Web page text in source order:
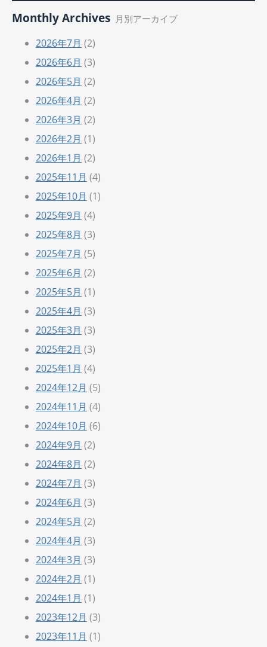
Monthly Archives 月別アーカイブ
2026年7月 (2)
2026年6月 (3)
2026年5月 (2)
2026年4月 (2)
2026年3月 (2)
2026年2月 (1)
2026年1月 (2)
2025年11月 (4)
2025年10月 (1)
2025年9月 (4)
2025年8月 (3)
2025年7月 (5)
2025年6月 (2)
2025年5月 (1)
2025年4月 (3)
2025年3月 (3)
2025年2月 (3)
2025年1月 (4)
2024年12月 (5)
2024年11月 (4)
2024年10月 (6)
2024年9月 (2)
2024年8月 (2)
2024年7月 (3)
2024年6月 (3)
2024年5月 (2)
2024年4月 (3)
2024年3月 (3)
2024年2月 (1)
2024年1月 (1)
2023年12月 (3)
2023年11月 (1)